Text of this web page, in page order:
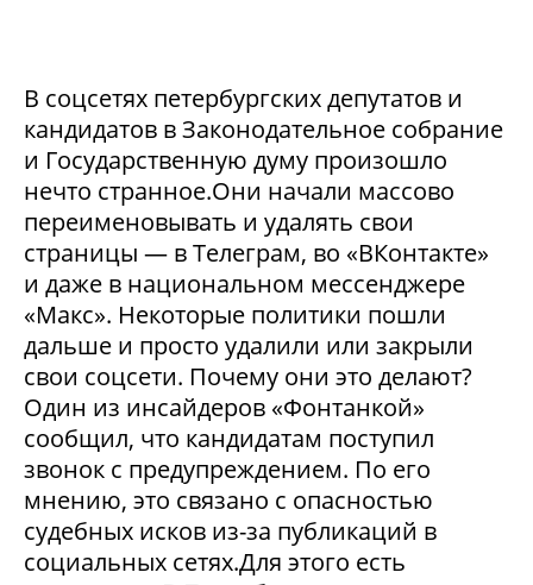
В соцсетях петербургских депутатов и
кандидатов в Законодательное собрание
и Государственную думу произошло
нечто странное.Они начали массово
переименовывать и удалять свои
страницы — в Телеграм, во «ВКонтакте»
и даже в национальном мессенджере
«Макс». Некоторые политики пошли
дальше и просто удалили или закрыли
свои соцсети. Почему они это делают?
Один из инсайдеров «Фонтанкой»
сообщил, что кандидатам поступил
звонок с предупреждением. По его
мнению, это связано с опасностью
судебных исков из-за публикаций в
социальных сетях.Для этого есть